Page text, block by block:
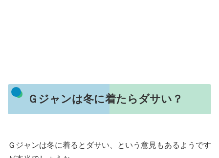
Ｇジャンは冬に着たらダサい？
Ｇジャンは冬に着るとダサい、という意見もあるようです